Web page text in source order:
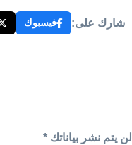
شارك على: فيسبوك
لن يتم نشر بياناتك *